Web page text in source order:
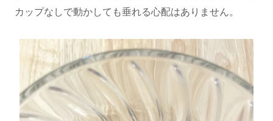
カップなしで動かしても垂れる心配はありません。